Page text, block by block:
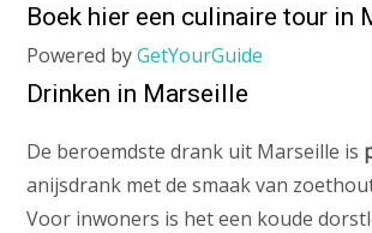
Boek hier een culinaire tour in
Powered byGetYourGuide
Drinken in Marseille
De beroemdste drank uit Marseille is
anijsdrank met de smaak van
Voor inwoners is het een koude